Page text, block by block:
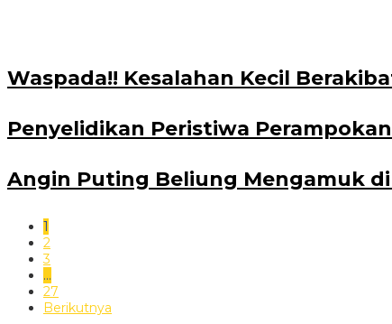
Waspada!! Kesalahan Kecil
Penyelidikan Peristiwa
Angin Puting Beliung Mengamuk
1
2
3
…
27
Berikutnya